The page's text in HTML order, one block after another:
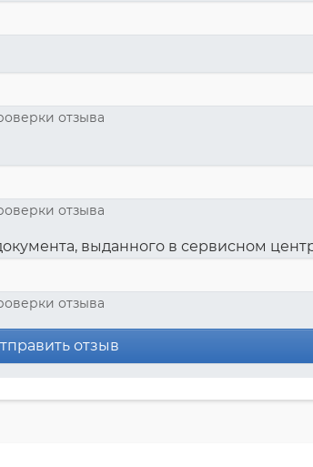
отзыва
отзыва
выданного в сервисном
отзыва
отзыв